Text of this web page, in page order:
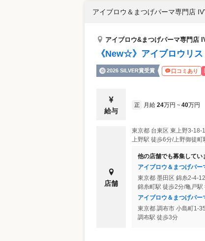
アイブロウ＆まつげパーマ専門店
アイブロウ&まつげパーマ専門店
《New☆》アイブロウリ
2026 SILVER賞受賞 口コミあり
給与
正 月給 24万円 ~ 40万円
店舗
東京都 台東区 東上野3-18-
上野駅 徒歩6分/上野御徒町
他の店舗でも募集してい
アイブロウ＆まつげパー
東京都 墨田区 錦糸2-4-
錦糸町駅 徒歩2分/亀戸
アイブロウ＆まつげパー
東京都 調布市 小島町1-
調布駅 徒歩3分